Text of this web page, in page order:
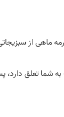
ماهی از
شما تعلق دارد،